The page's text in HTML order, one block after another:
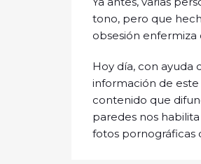
tono, pero que
obsesión enfermiza
Hoy día, con ayuda
información de
contenido que
paredes nos
fotos pornográficas